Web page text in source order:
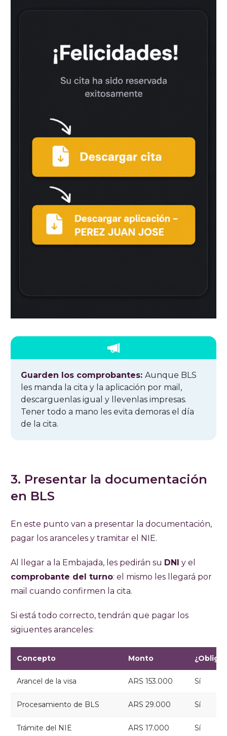
Guarden los comprobantes: Aunque BLS
les manda la cita y la aplicación por mail,
descarguenlas igual y llevenlas impresas.
Tener todo a mano les evita demoras el día
de la cita.
3. Presentar la documentación
en BLS
En este punto van a presentar la documentación,
pagar los aranceles y tramitar el NIE.
Al llegar a la Embajada, les pedirán su DNI
y el
comprobante del turno: el mismo les llegará por
mail cuando confirmen la cita.
Si está todo correcto, tendrán que pagar los
sigiuentes aranceles:
Concepto Monto
Arancel de la visa ARS 153.000 Sí
Procesamiento de BLS ARS 29.000 Sí
Trámite del NIE ARS 17.000 Sí